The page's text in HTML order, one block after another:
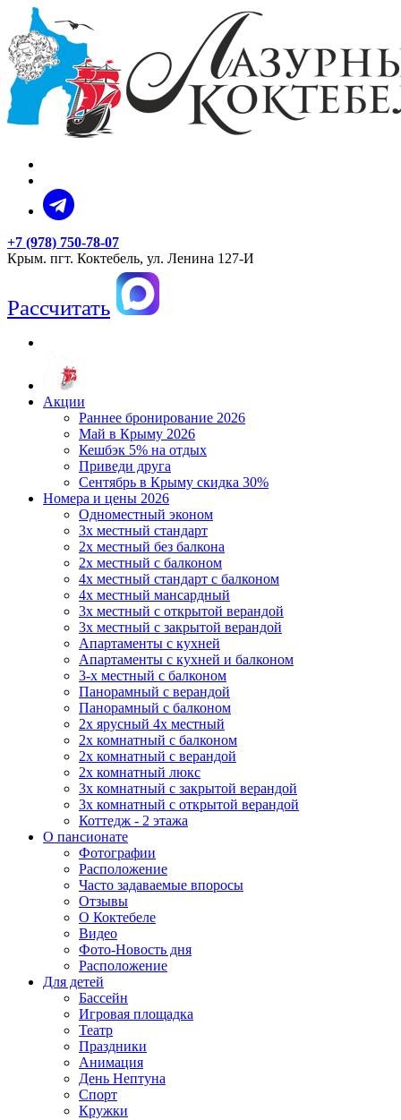
+7 (978) 750-78-07
Крым. пгт. Коктебель, ул. Ленина 127-И
Рассчитать
Акции
Раннее бронирование 2026
Май в Крыму 2026
Кешбэк 5% на отдых
Приведи друга
Сентябрь в Крыму скидка 30%
Номера и цены 2026
Одноместный эконом
3х местный стандарт
2х местный без балкона
2х местный с балконом
4х местный стандарт с балконом
4х местный мансардный
3х местный с открытой верандой
3х местный с закрытой верандой
Апартаменты с кухней
Апартаменты с кухней и балконом
3-х местный с балконом
Панорамный с верандой
Панорамный с балконом
2х ярусный 4х местный
2х комнатный с балконом
2х комнатный с верандой
2х комнатный люкс
3х комнатный с закрытой верандой
3х комнатный с открытой верандой
Коттедж - 2 этажа
О пансионате
Фотографии
Расположение
Часто задаваемые впоросы
Отзывы
О Коктебеле
Видео
Фото-Новость дня
Расположение
Для детей
Бассейн
Игровая площадка
Театр
Праздники
Анимация
День Нептуна
Спорт
Кружки